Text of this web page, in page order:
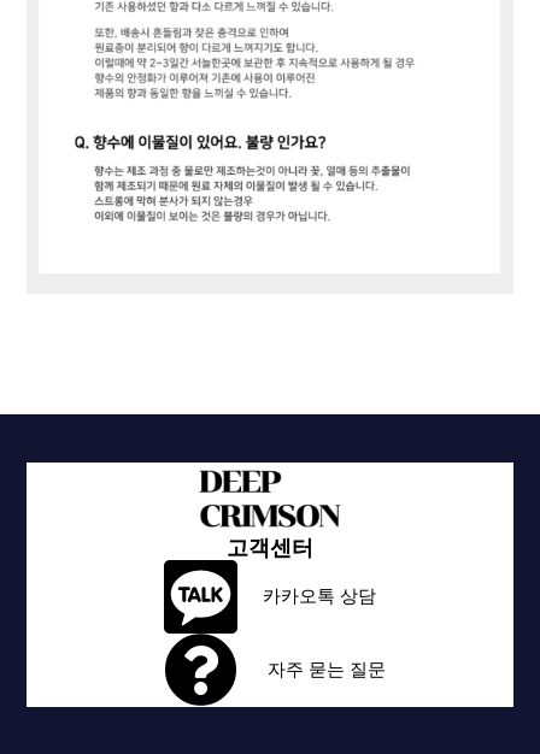
고객센터
카카오톡 상담
자주 묻는 질문